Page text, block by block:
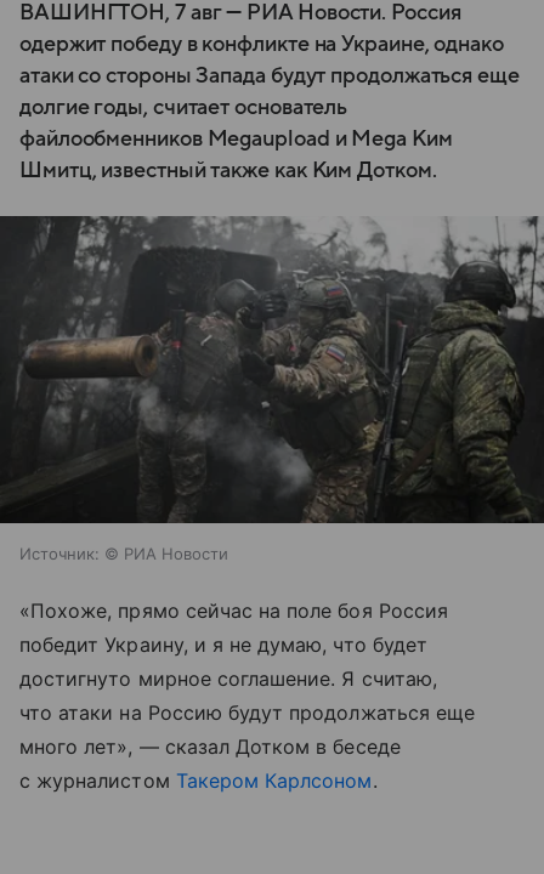
ВАШИНГТОН, 7 авг — РИА Новости. Россия
одержит победу в конфликте на Украине, однако
атаки со стороны Запада будут продолжаться еще
долгие годы, считает основатель
файлообменников Megaupload и Mega Ким
Шмитц, известный также как Ким Дотком.
Источник: © РИА Новости
«Похоже, прямо сейчас на поле боя Россия
победит Украину, и я не думаю, что будет
достигнуто мирное соглашение. Я считаю,
что атаки на Россию будут продолжаться еще
много лет», — сказал Дотком в беседе
с журналистом Такером Карлсоном.